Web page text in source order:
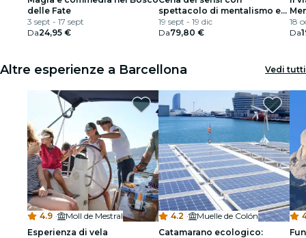
delle Fate
3 sept - 17 sept
Da24,95 €
spettacolo di mentalismo e
illusione
19 sept - 19 dic
Da79,80 €
18
Da
Altre esperienze a Barcellona Vedi tutti
4.9 ·
Moll de Mestral
Esperienza di vela
4.2 ·
Muelle de Colón
Catamarano ecologico: